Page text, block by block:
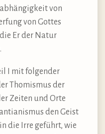
von
von Gottes
Er der Natur
I mit folgender
Thomismus der
Zeiten und Orte
den Geist
die Irre geführt, wie